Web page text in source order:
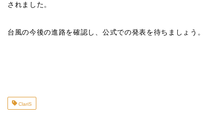
されました。
台風の今後の進路を確認し、公式での発表を待ちましょう。
ClariS